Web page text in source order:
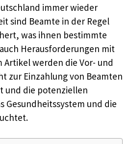
immer wieder
sind Beamte in der Regel
was ihnen bestimmte
Herausforderungen mit
Artikel werden die Vor- und
zur Einzahlung von Beamten
und die potenziellen
Gesundheitssystem und die